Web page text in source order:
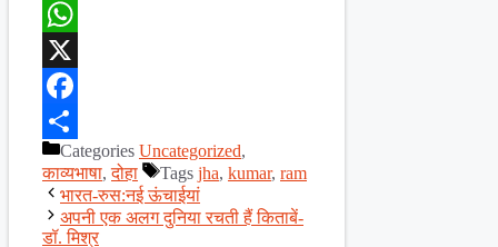
WhatsApp
X
Facebook
ShareCategories Uncategorized,
काव्यभाषा,दोहा Tags jha, kumar, ram
भारत-रुस:नई ऊंचाईयां
अपनी एक अलग दुनिया रचती हैं किताबें-
डॉ. मिश्र